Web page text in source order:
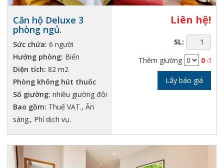
Căn hộ Deluxe 3
phòng ngủ.
Sức chứa: 6 người
Hướng phòng: Biển
Diện tích: 82 m2
Phòng không hút thuốc
Số giường: nhiều giường đôi
Bao gồm: Thuế VAT., Ăn
sáng., Phí dịch vụ.
Liên hệ!
SL:
Thêm giường
0 đ
Lấy báo giá